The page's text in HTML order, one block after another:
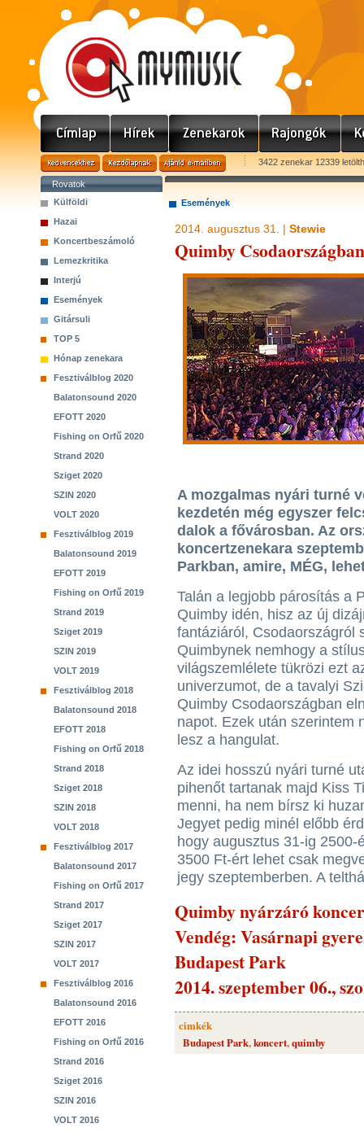
3422 zenekar 12339
Rovatok
Külföldi
Hazai
Koncertbeszámoló
Lemezkritika
Interjú
Események
Gitársuli
TOP 5
Hónap zenekara
Fesztiválblog 2020
Balatonsound 2020
EFOTT 2020
Fishing on Orfű 2020
Strand 2020
Sziget 2020
SZIN 2020
VOLT 2020
Fesztiválblog 2019
Balatonsound 2019
EFOTT 2019
Fishing on Orfű 2019
Strand 2019
Sziget 2019
SZIN 2019
VOLT 2019
Fesztiválblog 2018
Balatonsound 2018
EFOTT 2018
Fishing on Orfű 2018
Strand 2018
Sziget 2018
SZIN 2018
VOLT 2018
Fesztiválblog 2017
Balatonsound 2017
Fishing on Orfű 2017
Strand 2017
Sziget 2017
SZIN 2017
VOLT 2017
Fesztiválblog 2016
Balatonsound 2016
EFOTT 2016
Fishing on Orfű 2016
Strand 2016
Sziget 2016
SZIN 2016
VOLT 2016
Események
2014. augusztus 31. | Stewie
Quimby
A mozgalmas nyári turné
kezdetén még egyszer
dalok a fővárosban. Az
koncertzenekara
Parkban, amire, MÉG,
Talán a legjobb párosítás a
Quimby idén, hisz az új
fantáziáról, Csodaországról
Quimbynek nemhogy a
világszemlélete tükrözi ezt
univerzumot, de a tavalyi
Quimby Csodaországban
napot. Ezek után szerintem
lesz a hangulat.
Az idei hosszú nyári turné
pihenőt tartanak majd Kiss
menni, ha nem bírsz ki
Jegyet pedig minél előbb
hogy augusztus 31-ig
3500 Ft-ért lehet csak
jegy szeptemberben. A
Quimby nyárzáró
Vendég: Vasárnapi
Budapest Park
2014. szeptember 06.,
cimkék
Budapest Park,koncert,quimby